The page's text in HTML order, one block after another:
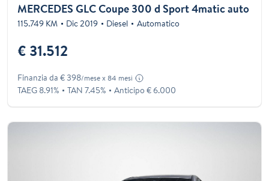
MERCEDES GLC Coupe 300 d Sport 4matic auto
115.749 KM Dic 2019 Diesel Automatico
€ 31.512
Finanzia da € 398/mese x 84 mesi
TAEG 8.91% TAN 7.45% Anticipo € 6.000